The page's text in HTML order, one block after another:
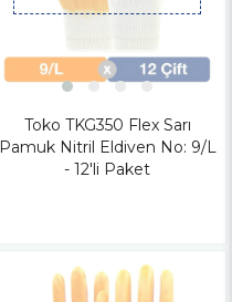
Toko TKG350 Flex Sarı
Pamuk Nitril Eldiven No: 9/L
- 12'li Paket